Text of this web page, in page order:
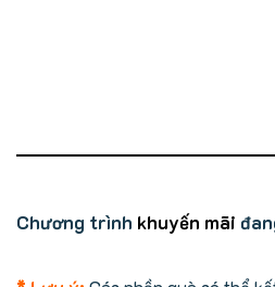
Chương trình khuyến mãi